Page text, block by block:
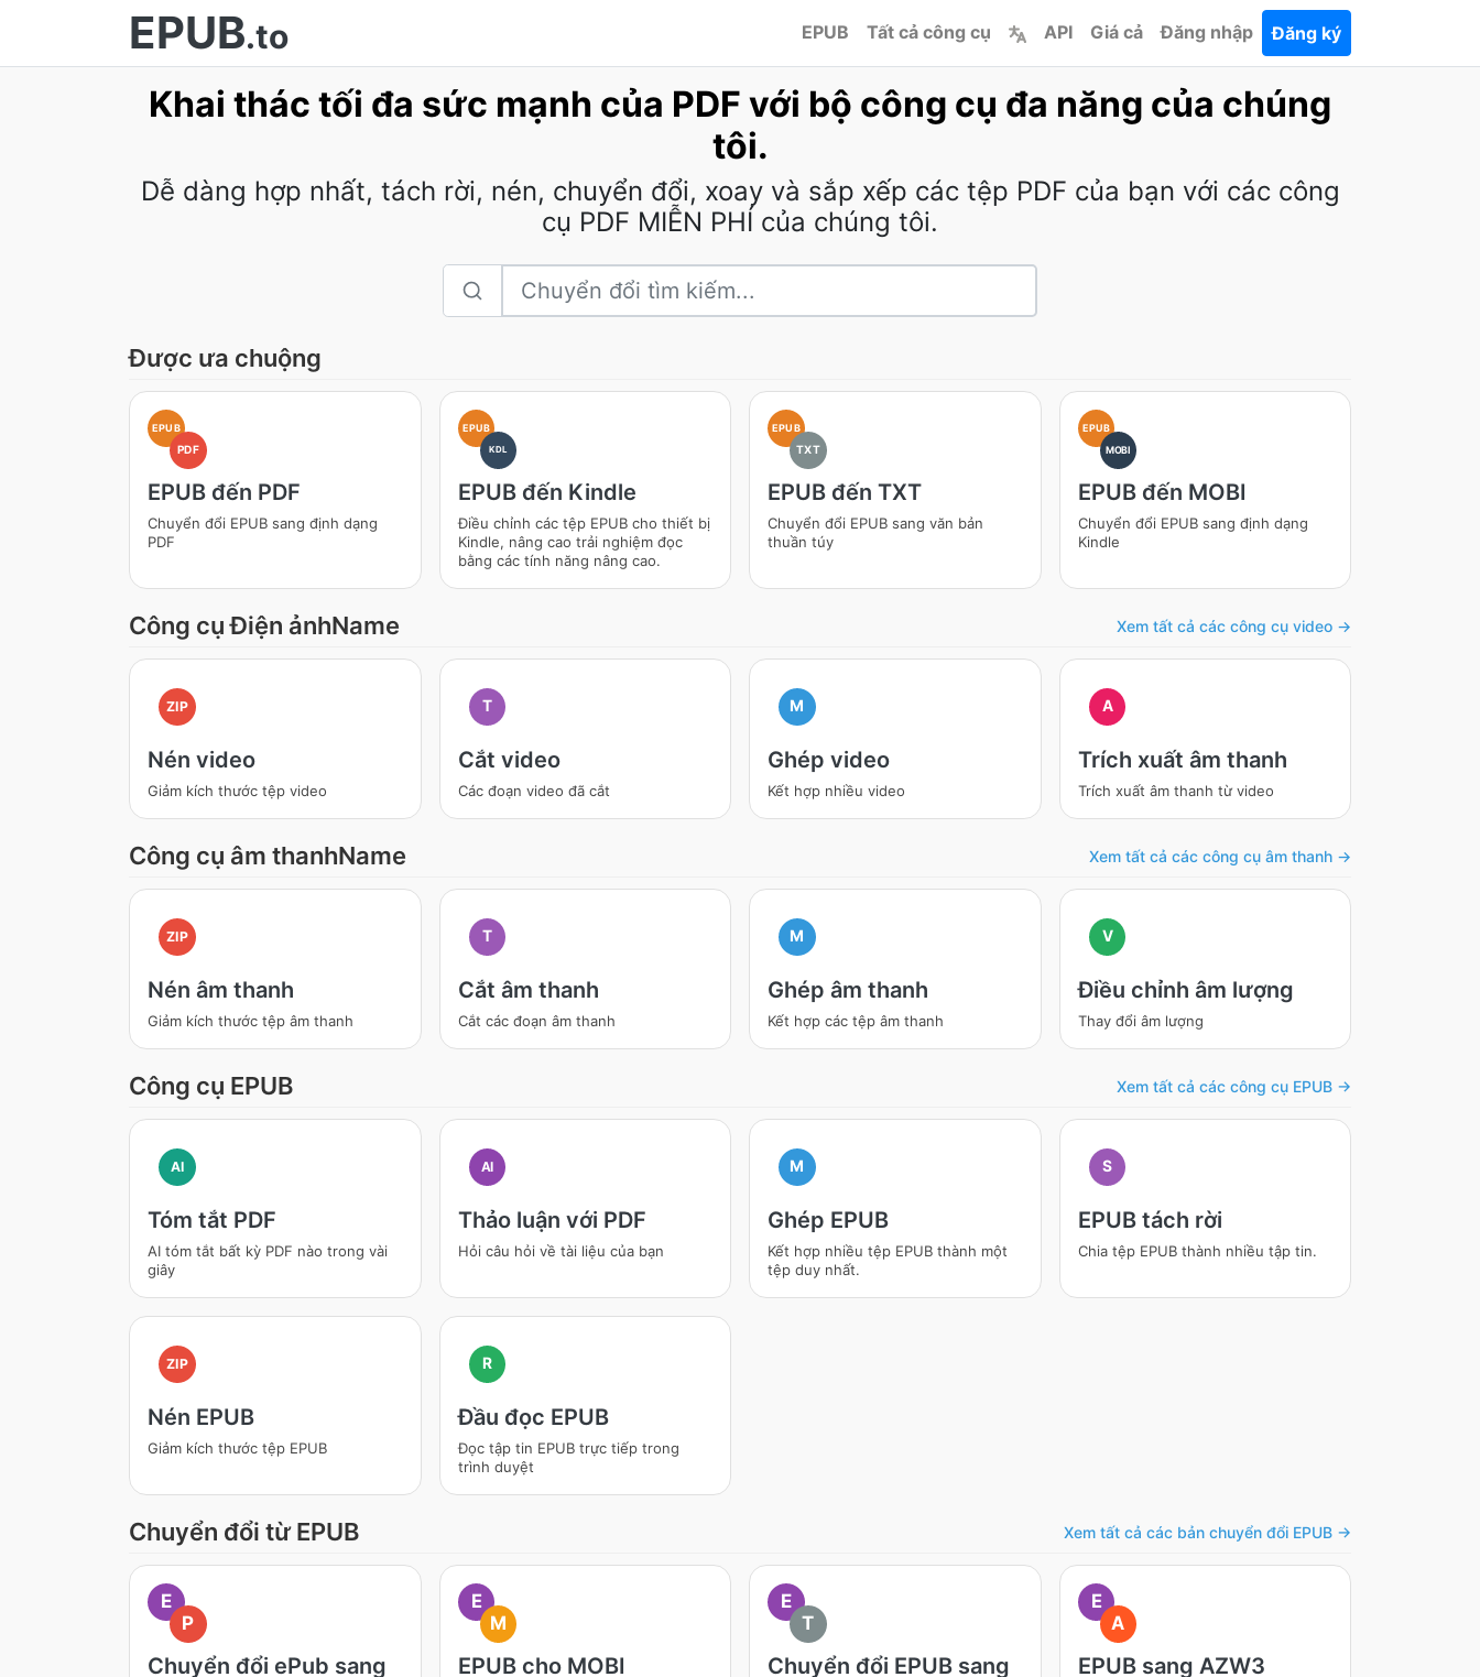
EPUB.to EPUB Tất cả công cụ API Giá cả Đăng nhập Đăng ký
Khai thác tối đa sức mạnh của PDF với bộ công cụ đa năng của chúng
tôi.
Dễ dàng hợp nhất, tách rời, nén, chuyển đổi, xoay và sắp xếp các tệp PDF của bạn với các công
cụ PDF MIỄN PHÍ của chúng tôi.
Được ưa chuộng
EPUB
PDF
EPUB đến PDF
Chuyển đổi EPUB sang định dạng
PDF
EPUB
KDL
EPUB đến Kindle
Điều chỉnh các tệp EPUB cho thiết bị
Kindle, nâng cao trải nghiệm đọc
bằng các tính năng nâng cao.
EPUB
TXT
EPUB đến TXT
Chuyển đổi EPUB sang văn bản
thuần túy
EPUB
MOBI
EPUB đến MOBI
Chuyển đổi EPUB sang định dạng
Kindle
Công cụ Điện ảnhName Xem tất cả các công cụ video →
ZIP
Nén video
Giảm kích thước tệp video
T
Cắt video
Các đoạn video đã cắt
M
Ghép video
Kết hợp nhiều video
A
Trích xuất âm thanh
Trích xuất âm thanh từ video
Công cụ âm thanhName Xem tất cả các công cụ âm thanh →
ZIP
Nén âm thanh
Giảm kích thước tệp âm thanh
T
Cắt âm thanh
Cắt các đoạn âm thanh
M
Ghép âm thanh
Kết hợp các tệp âm thanh
V
Điều chỉnh âm lượng
Thay đổi âm lượng
Công cụ EPUB Xem tất cả các công cụ EPUB →
AI
Tóm tắt PDF
AI tóm tắt bất kỳ PDF nào trong vài
giây
AI
Thảo luận với PDF
Hỏi câu hỏi về tài liệu của bạn
M
Ghép EPUB
Kết hợp nhiều tệp EPUB thành một
tệp duy nhất.
S
EPUB tách rời
Chia tệp EPUB thành nhiều tập tin.
ZIP
Nén EPUB
Giảm kích thước tệp EPUB
R
Đầu đọc EPUB
Đọc tập tin EPUB trực tiếp trong
trình duyệt
Chuyển đổi từ EPUB Xem tất cả các bản chuyển đổi EPUB →
E
P
Chuyển đổi ePub sang
E
M
EPUB cho MOBI
E
T
Chuyển đổi EPUB sang
E
A
EPUB sang AZW3